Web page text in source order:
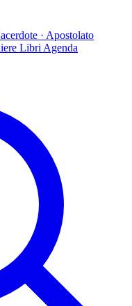
· Apostolato
Libri Agenda